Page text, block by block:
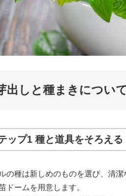
出しと種まきについて
ップ1 種と道具をそろえる
の種は新しめのものを選び、清
ドームを用意します。